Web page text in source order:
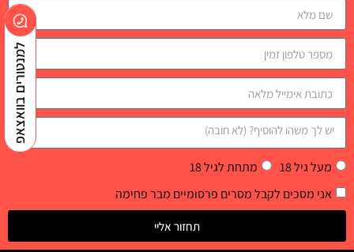
מעל גיל 18
מתחת לגיל 18
אני מסכים לקבל מסרים פרסומיים מבר פחימה
תחזור אליי
למנטורים בוואצאפ